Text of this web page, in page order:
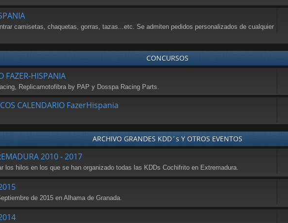
camisetas, chaquetas, gorras, tazas...etc. Se admiten pedidos personalizados de cualquier
CONCURSOS
FAZER-HISPANIA
Replicamotofibra by PAP y Dosspa Racing Parts.
CALENDARIO FazerHispania
ARCHIVO GRANDES KDD´s Y OTROS EVENTOS
2010 - 2017
los hilos en los que se han organizado todas las KDDs Cochifrito en Extremadura.
de 2015 en Alhama de Granada.